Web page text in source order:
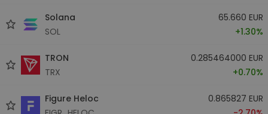
Solana
SOL
65.660 EUR
+1.30%
TRON
TRX
0.285464000 EUR
+0.70%
Figure Heloc
0.865827 EUR